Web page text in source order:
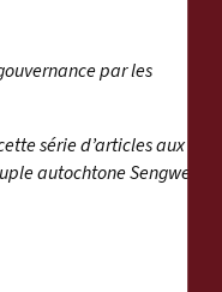
par les
série d’articles aux
autochtone Sengwer